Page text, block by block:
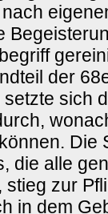
der
sich
Die
die alle
zur
in dem